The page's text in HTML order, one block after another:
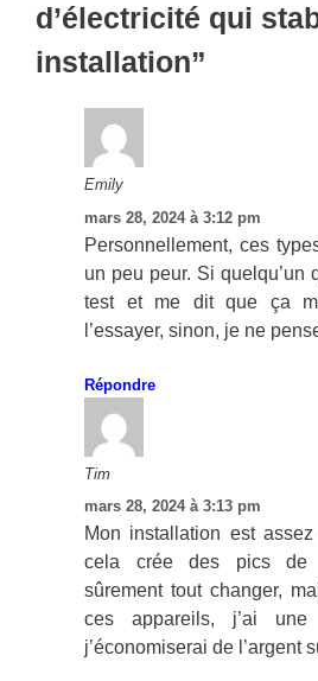
d’électricité qui
installation”
Emily
mars 28, 2024 à 3:12 pm
Personnellement, ces
un peu peur. Si quelqu’un
test et me dit que ça
l’essayer, sinon, je ne
Répondre
Tim
mars 28, 2024 à 3:13 pm
Mon installation est
cela crée des pics de
sûrement tout changer,
ces appareils, j’ai une
j’économiserai de l’argent